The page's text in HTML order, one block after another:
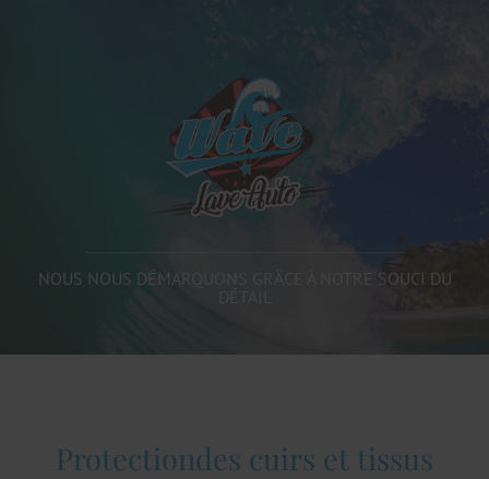
NOUS NOUS DÉMARQUONS GRÂCE À NOTRE SOUCI DU
Protectiondes cuirs et tissus